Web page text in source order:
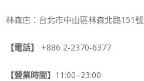
林森店：台北市中山區林森北路151號
【電話】 +886 2-2370-6377
【營業時間】 11:00–23:00